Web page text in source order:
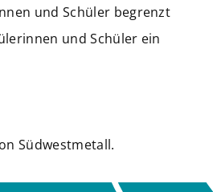
und Schüler begrenzt
und Schüler ein
Südwestmetall.